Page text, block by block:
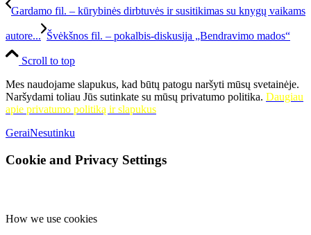
Gardamo fil. – kūrybinės dirbtuvės ir susitikimas su knygų vaikams
autore... Švėkšnos fil. – pokalbis-diskusija „Bendravimo mados“
Scroll to top
Mes naudojame slapukus, kad būtų patogu naršyti mūsų svetainėje.
Naršydami toliau Jūs sutinkate su mūsų privatumo politika. Daugiau
apie privatumo politiką ir slapukus
GeraiNesutinku
Cookie and Privacy Settings
How we use cookies